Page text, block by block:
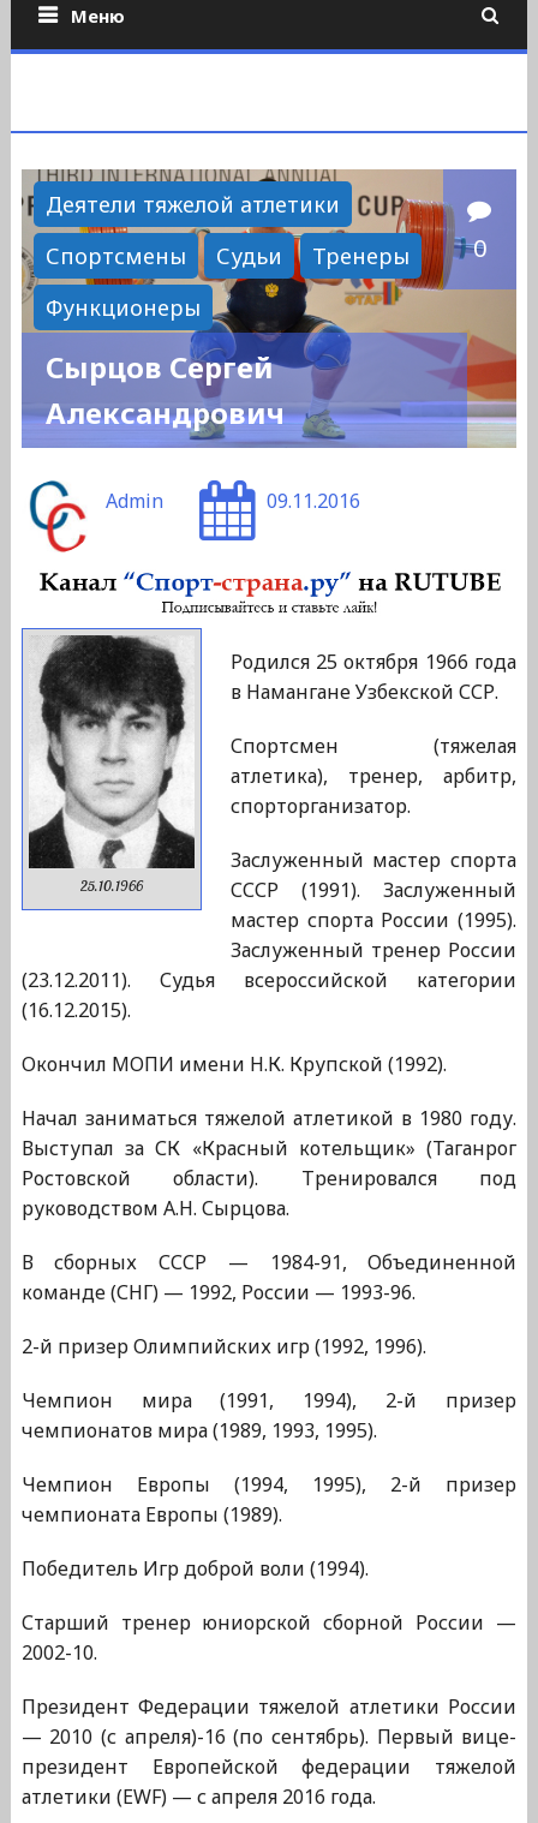
Меню
Деятели тяжелой атлетики
Спортсмены
Судьи
Тренеры
Функционеры
0
Сырцов Сергей
Александрович
Admin 09.11.2016
25.10.1966
Родился 25 октября 1966 года
в Намангане Узбекской ССР.
Спортсмен (тяжелая
атлетика), тренер, арбитр,
спорторганизатор.
Заслуженный мастер спорта
СССР (1991). Заслуженный
мастер спорта России (1995).
Заслуженный тренер России
(23.12.2011). Судья всероссийской категории
(16.12.2015).
Окончил МОПИ имени Н.К. Крупской (1992).
Начал заниматься тяжелой атлетикой в 1980 году.
Выступал за СК «Красный котельщик» (Таганрог
Ростовской области). Тренировался под
руководством А.Н. Сырцова.
В сборных СССР — 1984-91, Объединенной
команде (СНГ) — 1992, России — 1993-96.
2-й призер Олимпийских игр (1992, 1996).
Чемпион мира (1991, 1994), 2-й призер
чемпионатов мира (1989, 1993, 1995).
Чемпион Европы (1994, 1995), 2-й призер
чемпионата Европы (1989).
Победитель Игр доброй воли (1994).
Старший тренер юниорской сборной России —
2002-10.
Президент Федерации тяжелой атлетики России
— 2010 (с апреля)-16 (по сентябрь). Первый вице-
президент Европейской федерации тяжелой
атлетики (EWF) — с апреля 2016 года.